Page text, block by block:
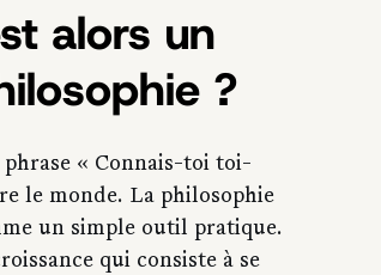
alors un
?
« Connais-toi toi-
le monde. La philosophie
un simple outil pratique.
qui consiste à se